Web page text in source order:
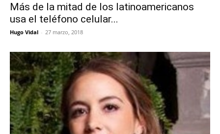
Más de la mitad de los latinoamericanos
usa el teléfono celular...
Hugo Vidal - 27 marzo, 2018